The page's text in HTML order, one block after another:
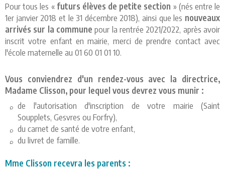
Pour tous les « futurs élèves de petite section » (nés entre le
1er janvier 2018 et le 31 décembre 2018), ainsi que les nouveaux
arrivés sur la communepour la rentrée 2021/2022, après avoir
inscrit votre enfant en mairie, merci de prendre contact avec
l'école maternelle au 01 60 01 01 10.
Vous conviendrez d'un rendez-vous avec la directrice,
Madame Clisson, pour lequel vous devrez vous munir :
de l'autorisation d'inscription de votre mairie (Saint
Soupplets, Gesvres ou Forfry),
du carnet de santé de votre enfant,
du livret de famille.
Mme Clisson recevra les parents :